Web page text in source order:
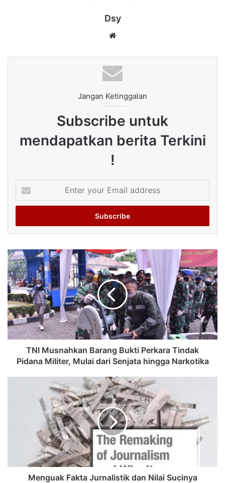
Dsy
Jangan Ketinggalan
Subscribe untuk
mendapatkan berita Terkini
!
your
Email
TNI Musnahkan Barang Bukti Perkara Tindak
Pidana Militer, Mulai dari Senjata hingga Narkotika
Menguak Fakta Jurnalistik dan Nilai Sucinya